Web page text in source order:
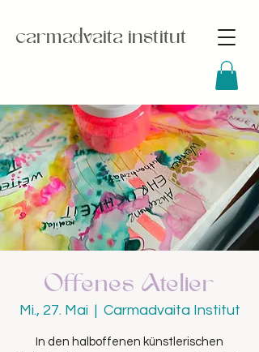
carmadvaita institut
Offenes Atelier
Mi., 27. Mai
  |
Carmadvaita Institut
In den halboffenen künstlerischen